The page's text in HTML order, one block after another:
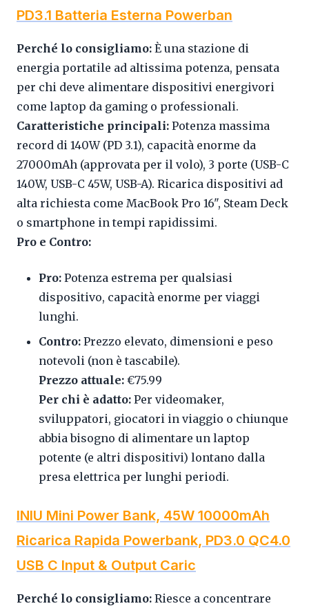
PD3.1 Batteria Esterna Powerban
Perché lo consigliamo: È una stazione di
energia portatile ad altissima potenza, pensata
per chi deve alimentare dispositivi energivori
come laptop da gaming o professionali.
Caratteristiche principali: Potenza massima
record di 140W (PD 3.1), capacità enorme da
27000mAh (approvata per il volo), 3 porte (USB-C
140W, USB-C 45W, USB-A). Ricarica dispositivi ad
alta richiesta come MacBook Pro 16", Steam Deck
o smartphone in tempi rapidissimi.
Pro e Contro:
Pro: Potenza estrema per qualsiasi
dispositivo, capacità enorme per viaggi
lunghi.
Contro: Prezzo elevato, dimensioni e peso
notevoli (non è tascabile).
Prezzo attuale: €75.99
Per chi è adatto: Per videomaker,
sviluppatori, giocatori in viaggio o chiunque
abbia bisogno di alimentare un laptop
potente (e altri dispositivi) lontano dalla
presa elettrica per lunghi periodi.
INIU Mini Power Bank, 45W 10000mAh
Ricarica Rapida Powerbank, PD3.0 QC4.0
USB C Input & Output Caric
Perché lo consigliamo: Riesce a concentrare